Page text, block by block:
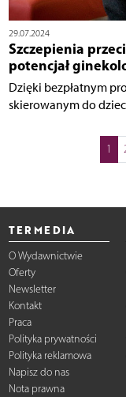
29.07.2024
Szczepienia
potencjał
Dzięki bezpłatnym
skierowanym do
1
TERMEDIA
O Wydawnictwie
Oferty
Newsletter
Kontakt
Praca
Polityka prywatności
Polityka reklamowa
Napisz do nas
Nota prawna